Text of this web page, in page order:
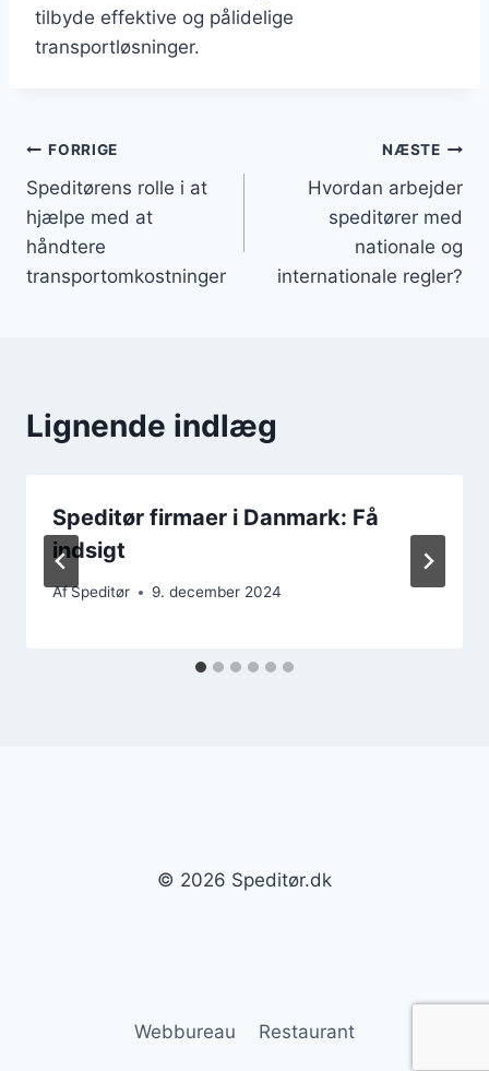
tilbyde effektive og pålidelige
transportløsninger.
Indlægsnavigation
FORRIGE
Speditørens rolle i at
hjælpe med at
håndtere
transportomkostninger
NÆSTE
Hvordan arbejder
speditører med
nationale og
internationale regler?
Lignende indlæg
Speditør firmaer i Danmark: Få
indsigt
AfSpeditør 9. december 2024
© 2026 Speditør.dk
Webbureau Restaurant